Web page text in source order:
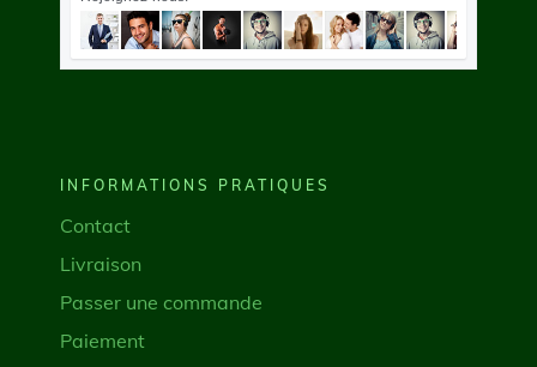
INFORMATIONS PRATIQUES
Contact
Livraison
Passer une commande
Paiement